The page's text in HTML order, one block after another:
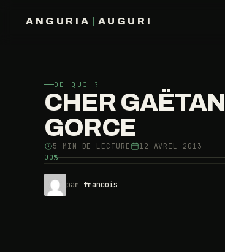
ANGURIA AUGURI
DE QUI ?
CHER GAËTAN
GORCE
5 MIN DE LECTURE 12 AVRIL 2013
00%
par francois